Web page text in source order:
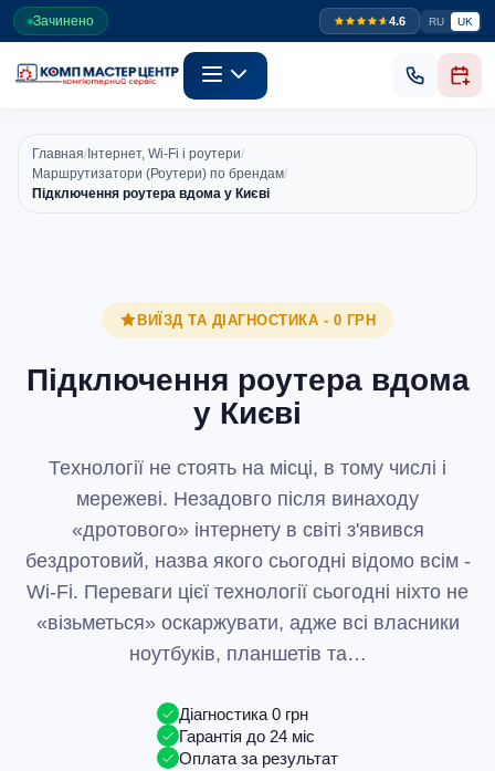
Зачинено 4.6 RU UK
Главная/ Інтернет, Wi-Fi і роутери/
Маршрутизатори (Роутери) по брендам/
Підключення роутера вдома у Києві
ВИЇЗД ТА ДІАГНОСТИКА - 0 ГРН
Підключення роутера вдома
у Києві
Технології не стоять на місці, в тому числі і
мережеві. Незадовго після винаходу
«дротового» інтернету в світі з'явився
бездротовий, назва якого сьогодні відомо всім -
Wi-Fi. Переваги цієї технології сьогодні ніхто не
«візьметься» оскаржувати, адже всі власники
ноутбуків, планшетів та…
Діагностика 0 грн
Гарантія до 24 міс
Оплата за результат